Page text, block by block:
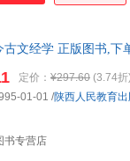
古文经学 正版图书,下
定价： ¥297.60 (3.74折
书专营店
01-01 /陕西人民教育